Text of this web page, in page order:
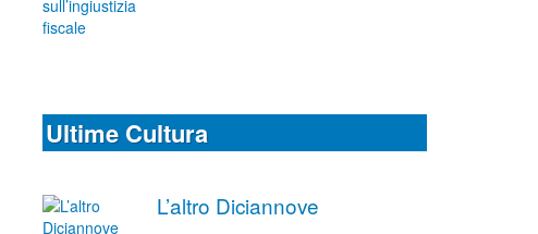
Ultime Cultura
L’altro Diciannove